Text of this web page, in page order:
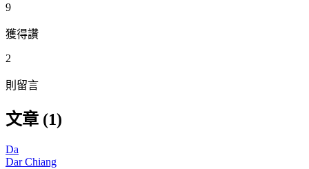
9
獲得讚
2
則留言
文章 (1)
Da
Dar Chiang